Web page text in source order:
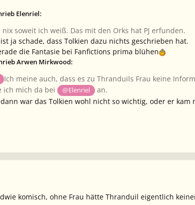
Elenriel:
soweit ich weiß. Das mit den Orks hat PJ erfunden.
ja schade, dass Tolkien dazu nichts geschrieben hat.
die Fantasie bei Fanfictions prima blühen
Arwen Mirkwood:
Ich meine auch, dass es zu Thranduils Frau keine
ich mich da bei
@Elenriel
an.
war das Tolkien wohl nicht so wichtig, oder er
komisch, ohne Frau hätte Thranduil eigentlich